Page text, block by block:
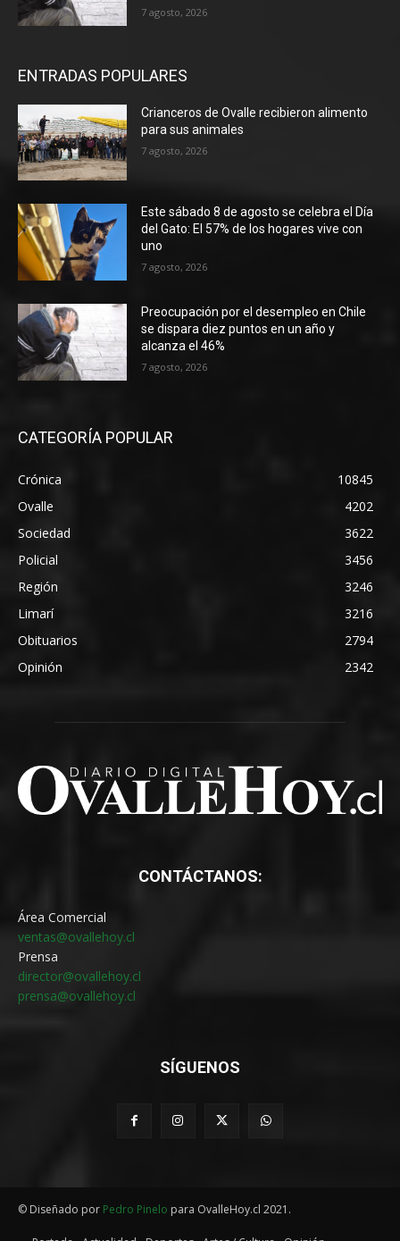
7 agosto, 2026
ENTRADAS POPULARES
Crianceros de Ovalle recibieron alimento
para sus animales
7 agosto, 2026
Este sábado 8 de agosto se celebra el Día
del Gato: El 57% de los hogares vive con
uno
7 agosto, 2026
Preocupación por el desempleo en Chile
se dispara diez puntos en un año y
alcanza el 46%
7 agosto, 2026
CATEGORÍA POPULAR
Crónica
10845
Ovalle
4202
Sociedad
3622
Policial
3456
Región
3246
Limarí
3216
Obituarios
2794
Opinión
2342
CONTÁCTANOS:
Área Comercial
ventas@ovallehoy.cl
Prensa
director@ovallehoy.cl
prensa@ovallehoy.cl
SÍGUENOS
© Diseñado por Pedro Pinelo para OvalleHoy.cl 2021.